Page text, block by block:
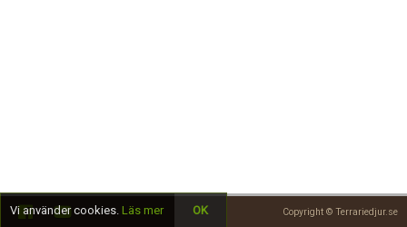
Copyright © Terrariedjur.se
Vi använder cookies. Läs mer OK